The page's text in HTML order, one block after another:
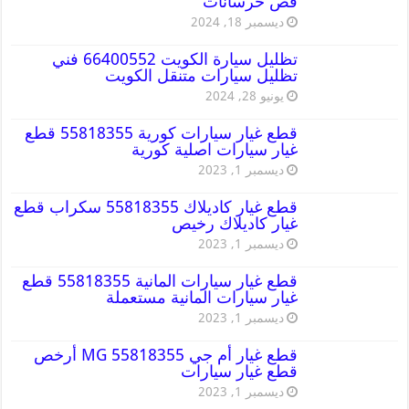
ديسمبر 18, 2024
تظليل سيارة الكويت 66400552 فني
تظليل سيارات متنقل الكويت
يونيو 28, 2024
قطع غيار سيارات كورية 55818355 قطع
غيار سيارات اصلية كورية
ديسمبر 1, 2023
قطع غيار كاديلاك 55818355 سكراب قطع
غيار كاديلاك رخيص
ديسمبر 1, 2023
قطع غيار سيارات المانية 55818355 قطع
غيار سيارات المانية مستعملة
ديسمبر 1, 2023
قطع غيار أم جي MG 55818355 أرخص
قطع غيار سيارات
ديسمبر 1, 2023